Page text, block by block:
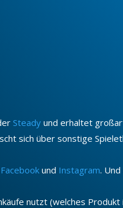
Steady und erhaltet
sich über sonstige
Facebook und Instagram.
nutzt (welches